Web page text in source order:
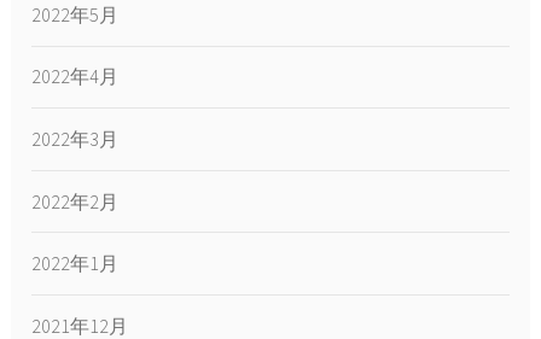
2022年5月
2022年4月
2022年3月
2022年2月
2022年1月
2021年12月